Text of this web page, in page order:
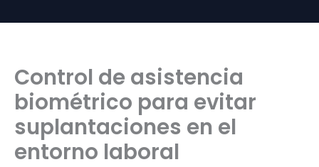
Control de asistencia
biométrico para evitar
suplantaciones en el
entorno laboral